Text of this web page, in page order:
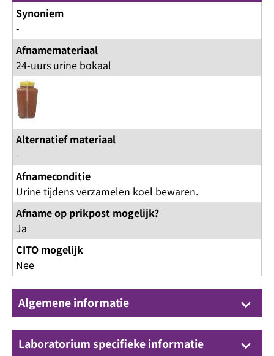
Synoniem
-
Afnamemateriaal
24-uurs urine bokaal
Alternatief materiaal
-
Afnameconditie
Urine tijdens verzamelen koel bewaren.
Afname op prikpost mogelijk?
Ja
CITO mogelijk
Nee
Algemene informatie keyboard_arrow_down
Laboratorium specifieke informatie keyboard_arrow_down